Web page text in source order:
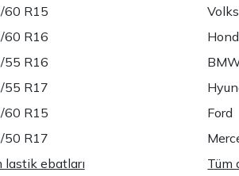
60 R15
60 R16
55 R16
55 R17
60 R15
50 R17
lastik ebatları
Ford
Tüm